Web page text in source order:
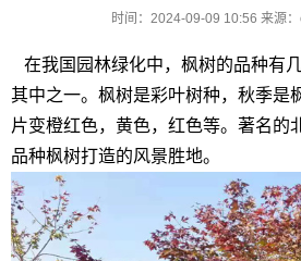
时间：2024-09-09 10:56来源
在我国园林绿化中，枫树的品种有
其中之一。枫树是彩叶树种，秋季是
片变橙红色，黄色，红色等。著名的
品种枫树打造的风景胜地。